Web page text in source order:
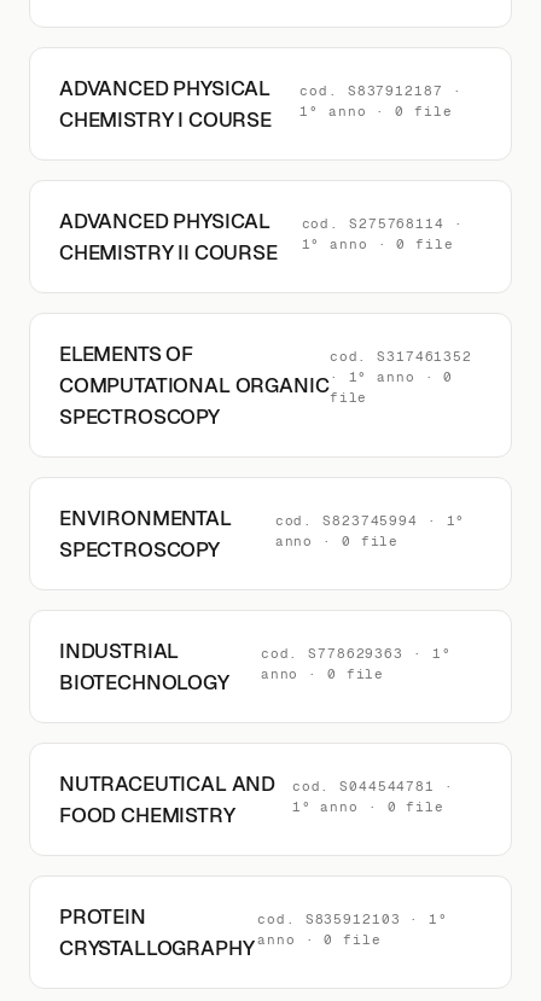
ADVANCED PHYSICAL
CHEMISTRY I COURSE
cod. S837912187 ·
1° anno · 0 file
ADVANCED PHYSICAL
CHEMISTRY II COURSE
cod. S275768114 ·
1° anno · 0 file
ELEMENTS OF
COMPUTATIONAL ORGANIC
SPECTROSCOPY
cod. S317461352
· 1° anno · 0
file
ENVIRONMENTAL
SPECTROSCOPY
cod. S823745994 · 1°
anno · 0 file
INDUSTRIAL
BIOTECHNOLOGY
cod. S778629363 · 1°
anno · 0 file
NUTRACEUTICAL AND
FOOD CHEMISTRY
cod. S044544781 ·
1° anno · 0 file
PROTEIN
CRYSTALLOGRAPHY
cod. S835912103 · 1°
anno · 0 file